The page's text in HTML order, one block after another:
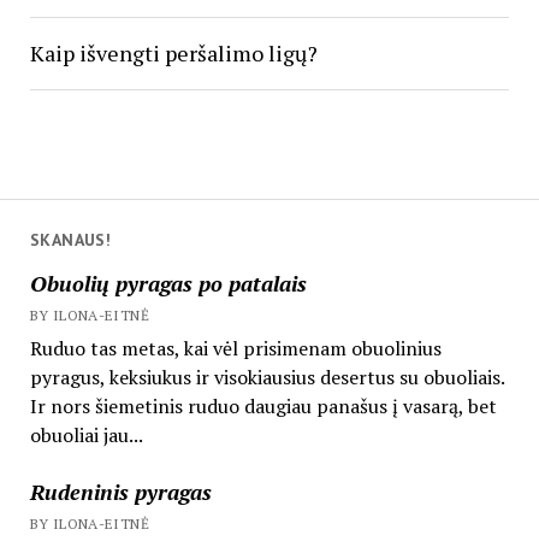
SKANAUS!
Obuolių pyragas po patalais
BY ILONA-EITNĖ
Ruduo tas metas, kai vėl prisimenam obuolinius
pyragus, keksiukus ir visokiausius desertus su obuoliais.
Ir nors šiemetinis ruduo daugiau panašus į vasarą, bet
obuoliai jau...
Rudeninis pyragas
BY ILONA-EITNĖ
Kaip išvengti peršalimo ligų?